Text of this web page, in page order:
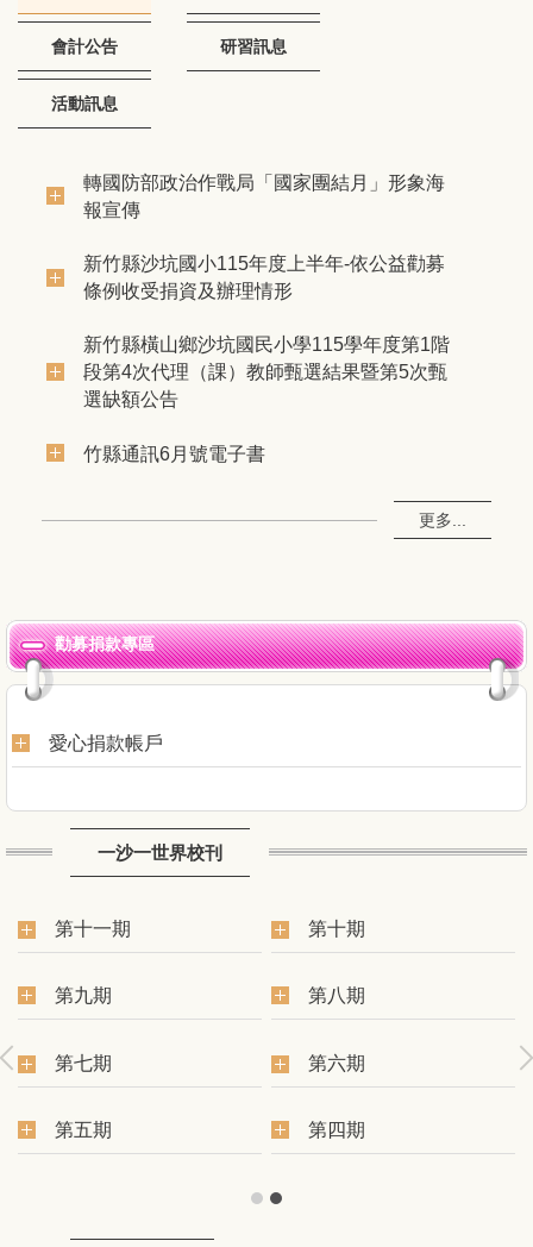
恭賀！本校同學參加114年全縣中小學聯合運動大
會成績優異。
會計公告 研習訊息
活動訊息
轉國防部政治作戰局「國家團結月」形象海
報宣傳
新竹縣沙坑國小115年度上半年-依公益勸募
條例收受捐資及辦理情形
新竹縣橫山鄉沙坑國民小學115學年度第1階
段第4次代理（課）教師甄選結果暨第5次甄
選缺額公告
竹縣通訊6月號電子書
更多...
勸募捐款專區
愛心捐款帳戶
一沙一世界校刊
第十一期 第十期
第九期 第八期
第七期 第六期
第五期 第四期